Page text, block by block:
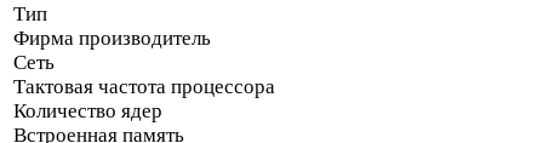
Тип
Фирма производитель
Сеть
Тактовая частота процессора
Количество ядер
Встроенная память